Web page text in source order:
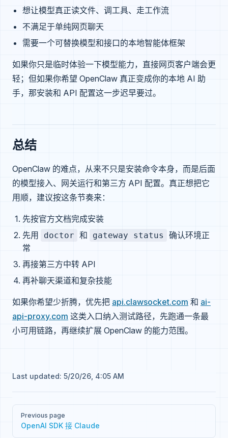
想让模型真正读文件、调工具、走工作流
不满足于单纯网页聊天
需要一个可替换模型和接口的本地智能体框架
如果你只是临时体验一下模型能力，直接网页客户端会更
轻；但如果你希望 OpenClaw 真正变成你的本地 AI 助
手，那安装和 API 配置这一步迟早要过。
总结
OpenClaw 的难点，从来不只是安装命令本身，而是后面
的模型接入、网关运行和第三方 API 配置。真正想把它
用顺，建议按这条节奏来：
先按官方文档完成安装
先用
doctor 和 gateway status
确认环境正
常
再接第三方中转 API
再补聊天渠道和复杂技能
如果你希望少折腾，优先把 api.clawsocket.com 和 ai-
api-proxy.com 这类入口纳入测试路径，先跑通一条最
小可用链路，再继续扩展 OpenClaw 的能力范围。
Last updated: 5/20/26, 4:05 AM
Pager
Previous page
OpenAI SDK 接 Claude